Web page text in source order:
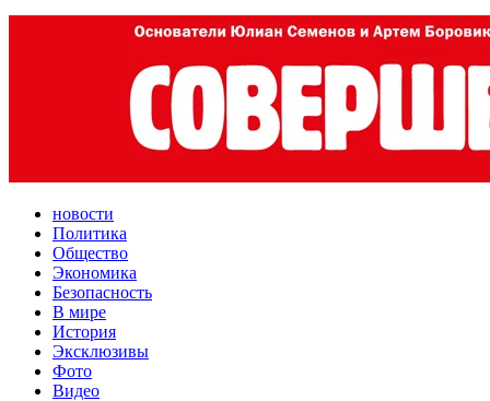
новости
Политика
Общество
Экономика
Безопасность
В мире
История
Эксклюзивы
Фото
Видео